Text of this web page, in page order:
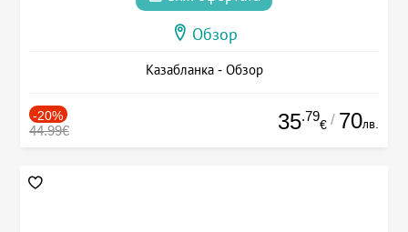
Обзор
Казабланка - Обзор
-20%
44.99€ 35.79
€ / 70лв.